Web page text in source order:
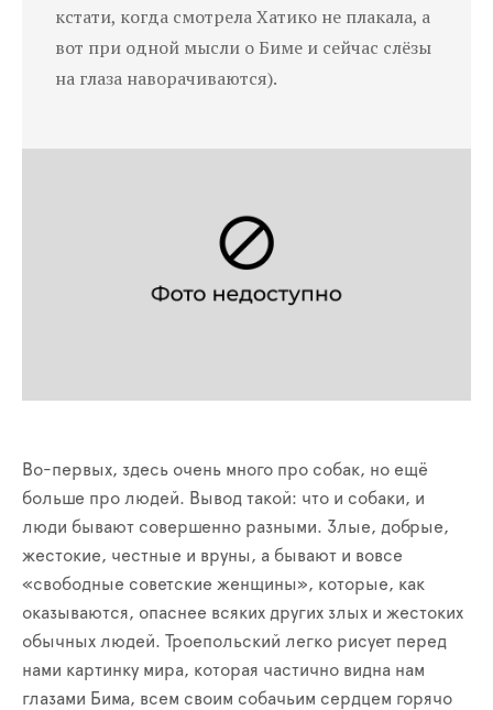
кстати, когда смотрела Хатико не плакала, а
вот при одной мысли о Биме и сейчас слёзы
на глаза наворачиваются).
Во-первых, здесь очень много про собак, но ещё
больше про людей. Вывод такой: что и собаки, и
люди бывают совершенно разными. Злые, добрые,
жестокие, честные и вруны, а бывают и вовсе
«свободные советские женщины», которые, как
оказываются, опаснее всяких других злых и жестоких
обычных людей. Троепольский легко рисует перед
нами картинку мира, которая частично видна нам
глазами Бима, всем своим собачьим сердцем горячо